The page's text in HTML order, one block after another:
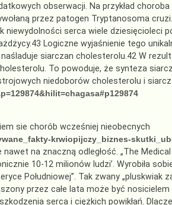
obserwacji. Na przykład choroba
przez patogen Tryptanosoma
serca wiele dziesięcioleci
Logiczne wyjaśnienie tego
siarczan cholesterolu.42 W
To powoduje, że synteza
niedoborów cholesterolu i
sie chorób wcześniej nieobecnych
krwiopijczy_biznes-
na znaczną odległość. „The
10-12 milionów ludzi’. Wyrobiła
Południowej”. Tak zwany „pluskwiak
przez całe lata może być
serca i ciężkich powikłań.